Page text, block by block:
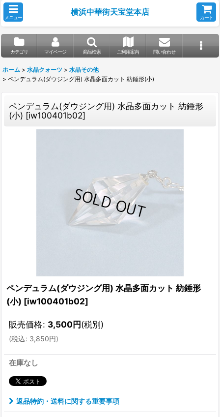
メニュー
横浜中華街天宝堂本店
カート
カテゴリ マイページ 商品検索 ご利用案内 問い合わせ
ホーム > 水晶クォーツ > 水晶その他
> ペンデュラム(ダウジング用) 水晶多面カット 紡錘形(小)
ペンデュラム(ダウジング用) 水晶多面カット 紡錘形
(小) [iw100401b02]
ペンデュラム(ダウジング用) 水晶多面カット 紡錘形
(小) [iw100401b02]
販売価格: 3,500円(税別)
(税込: 3,850円)
在庫なし
返品特約・送料に関する重要事項